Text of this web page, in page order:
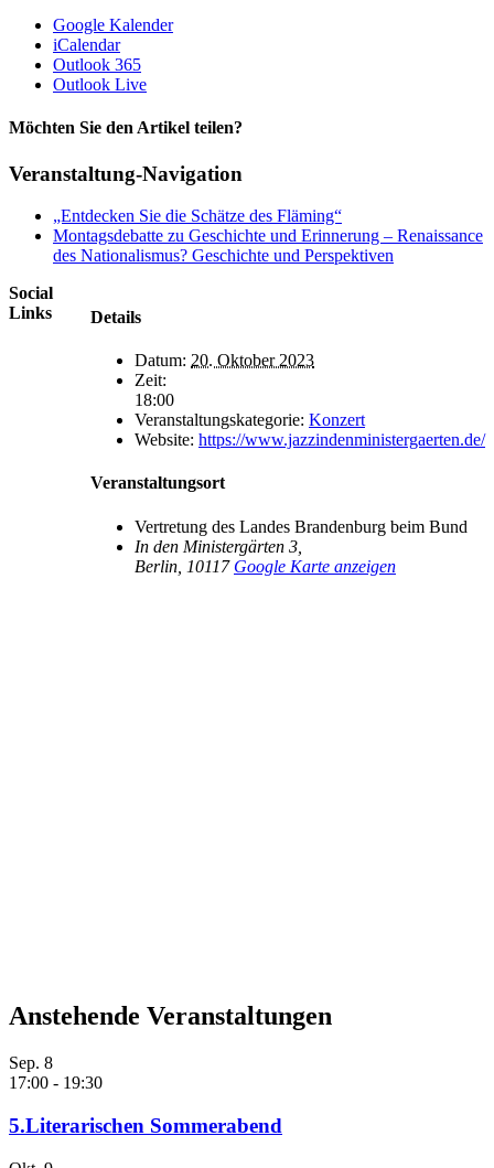
Google Kalender
iCalendar
Outlook 365
Outlook Live
Möchten Sie den Artikel teilen?
Facebook
X
Reddit
LinkedIn
Pinterest
Vk
Veranstaltung-Navigation
„Entdecken Sie die Schätze des Fläming“
Montagsdebatte zu Geschichte und Erinnerung – Renaissance
des Nationalismus? Geschichte und Perspektiven
Details
Datum: 20. Oktober 2023
Zeit:
18:00
Veranstaltungskategorie: Konzert
Website: https://www.jazzindenministergaerten.de/
Veranstaltungsort
Vertretung des Landes Brandenburg beim Bund
In den Ministergärten 3,
Berlin 10117 Google Karte anzeigen
Social
Links
Anstehende Veranstaltungen
Sep. 8
17:00 - 19:30
5.Literarischen Sommerabend